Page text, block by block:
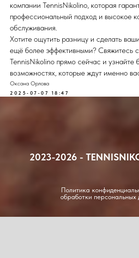
компании TennisNikolino, которая
профессиональный подход и высокое
обслуживания.
Хотите ощутить разницу и сделать
ещё более эффективными? Свяжитесь
TennisNikolino прямо сейчас и узнайте
возможностях, которые ждут именно
Оксана Орлова
2025-07-07 18:47
2023-2026 -
Политика
обработки персональных